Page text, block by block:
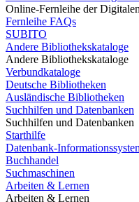
Online-Fernleihe der
Fernleihe FAQs
SUBITO
Andere Bibliothekskataloge
Andere Bibliothekskataloge
Verbundkataloge
Deutsche Bibliotheken
Ausländische Bibliotheken
Suchhilfen und Datenbanken
Suchhilfen und Datenbanken
Starthilfe
Datenbank-
Buchhandel
Suchmaschinen
Arbeiten & Lernen
Arbeiten & Lernen